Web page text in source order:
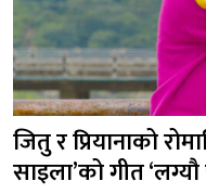
जितु र प्रियानाको
साइला’को गीत ‘लग्यौ